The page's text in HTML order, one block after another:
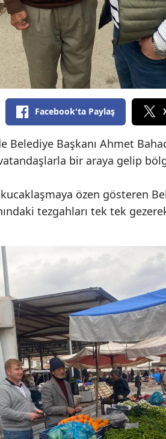
Facebook'ta Paylaş
Başkanı Ahmet
bir araya gelip
özen gösteren
tezgahları tek tek